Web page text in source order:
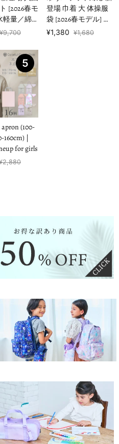
[2026春モ
軽量／綿
ィング
】
¥9,700
登場 巾着 大 体操服
袋 [2026春モデル] 撥
水ノーアイロン 【男
¥1,380 ¥1,680
5
(100-
160cm) |
for girls